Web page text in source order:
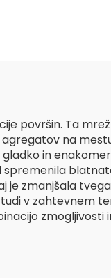
površin. Ta
na
in
je zmanjšala
v zahtevnem
zmogljivosti